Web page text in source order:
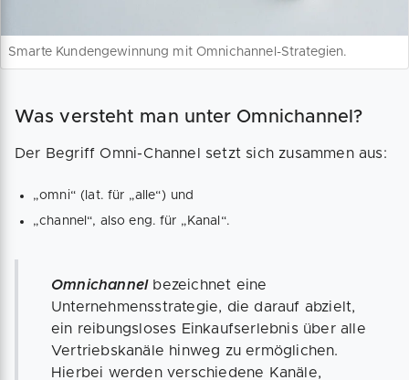
Smarte Kundengewinnung mit Omnichannel-Strategien.
Was versteht man unter Omnichannel?
Der Begriff Omni-Channel setzt sich zusammen aus:
„omni“ (lat. für „alle“) und
„channel“, also eng. für „Kanal“.
Omnichannelbezeichnet eine
Unternehmensstrategie, die darauf abzielt,
ein reibungsloses Einkaufserlebnis über alle
Vertriebskanäle hinweg zu ermöglichen.
Hierbei werden verschiedene Kanäle,